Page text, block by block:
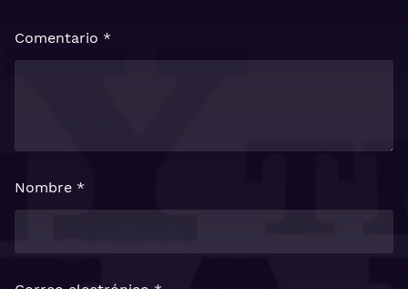
Comentario *
Nombre *